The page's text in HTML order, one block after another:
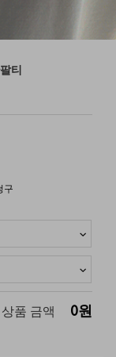
티
구
품 금액 0원